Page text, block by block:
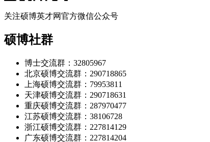
关注硕博英才网官方微信公众号
硕博社群
博士交流群：32805967
北京硕博交流群：290718865
上海硕博交流群：79953811
天津硕博交流群：290718631
重庆硕博交流群：287970477
江苏硕博交流群：38106728
浙江硕博交流群：227814129
广东硕博交流群：227814204